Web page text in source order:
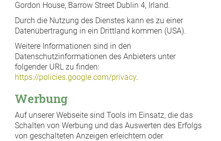
Gordon House, Barrow Street Dublin 4, Irland.
Durch die Nutzung des Dienstes kann es zu einer
Datenübertragung in ein Drittland kommen (USA).
Weitere Informationen sind in den
Datenschutzinformationen des Anbieters unter
folgender URL zu finden:
https://policies.google.com/privacy.
Werbung
Auf unserer Webseite sind Tools im Einsatz, die das
Schalten von Werbung und das Auswerten des Erfolgs
von geschalteten Anzeigen erleichtern oder